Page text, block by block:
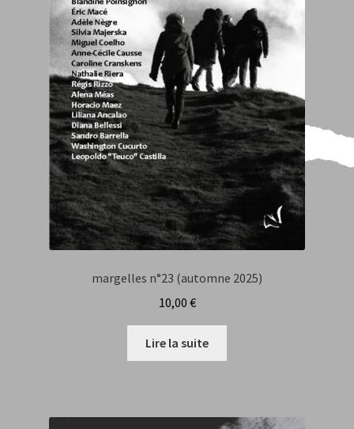
margelles n°23 (automne 2025)
10,00 €
Lire la suite